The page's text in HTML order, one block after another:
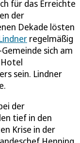
für das Erreichte
der
Dekade lösten
regelmäßig
sich am
sein. Lindner
der
tief in den
Krise in der